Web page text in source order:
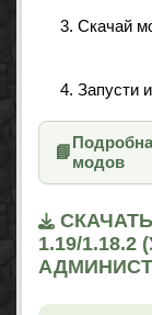
Скачай
Запусти
📘
модов
СКАЧАТЬ
1.19/